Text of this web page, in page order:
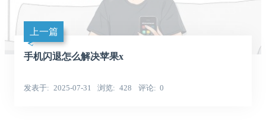
上一篇
手机闪退怎么解决苹果x
发表于 2025-07-31 浏览 428 评论 0